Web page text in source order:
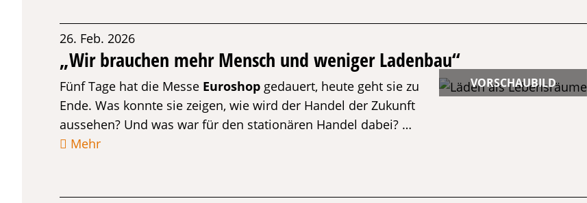
26. Feb. 2026
„Wir brauchen mehr Mensch und weniger Ladenbau“
Fünf Tage hat die Messe Euroshop gedauert, heute geht sie zu
Ende. Was konnte sie zeigen, wie wird der Handel der Zukunft
aussehen? Und was war für den stationären Handel dabei? …
Mehr